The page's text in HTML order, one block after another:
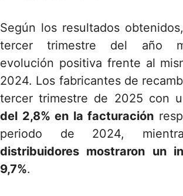
Según los resultados
tercer trimestre del año
evolución positiva frente al
2024. Los fabricantes de
tercer trimestre de 2025 con
del 2,8% en la facturación
periodo de 2024,
distribuidores mostraron un
9,7%.